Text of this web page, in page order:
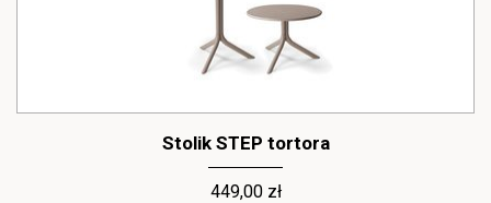
Stolik STEP tortora
449,00 zł